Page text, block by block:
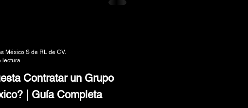
Contratar un Grupo
| Guía Completa
México S de RL de CV.
lectura